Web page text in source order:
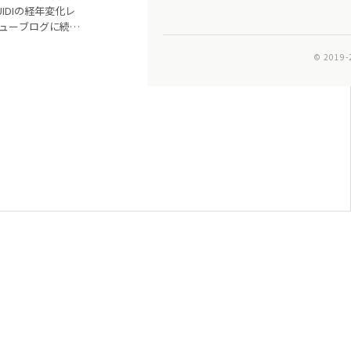
の経年変化レ
ーブログに続
© 2019-